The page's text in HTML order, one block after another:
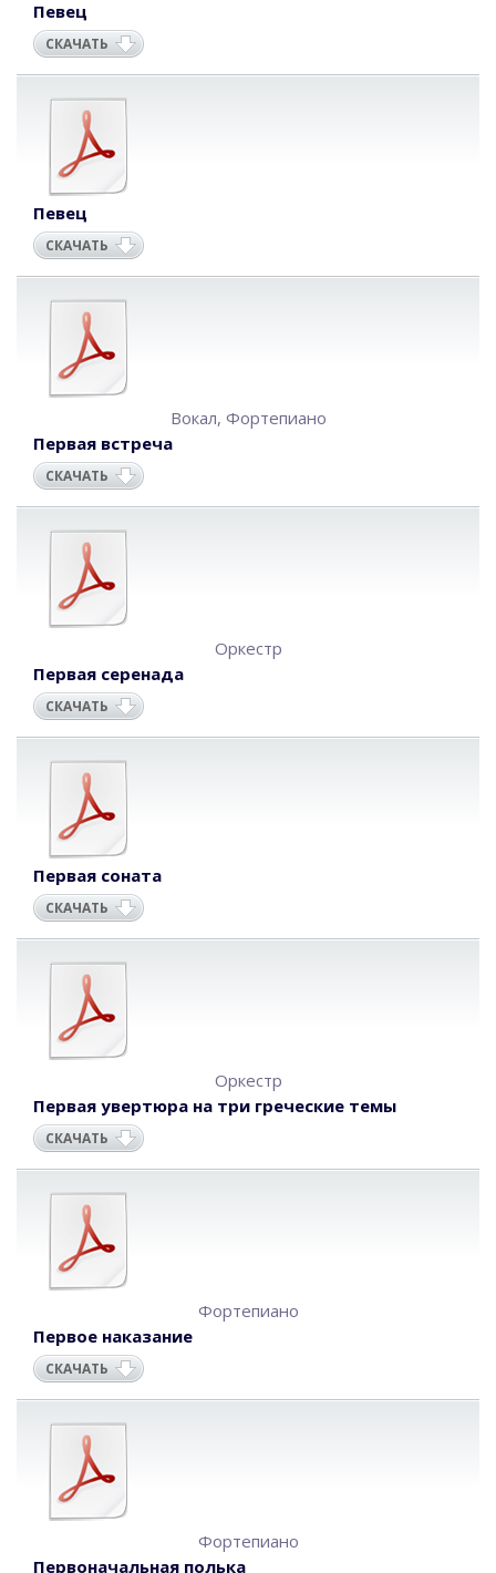
Певец
СКАЧАТЬ
Певец
СКАЧАТЬ
Вокал, Фортепиано
Первая встреча
СКАЧАТЬ
Оркестр
Первая серенада
СКАЧАТЬ
Первая соната
СКАЧАТЬ
Оркестр
Первая увертюра на три греческие темы
СКАЧАТЬ
Фортепиано
Первое наказание
СКАЧАТЬ
Фортепиано
Первоначальная полька